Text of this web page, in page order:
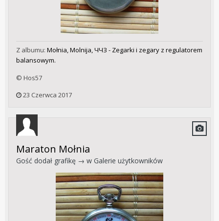
Z albumu: Mołnia, Molnija, ЧЧЗ - Zegarki i zegary z regulatorem
balansowym.
© Hos57
23 Czerwca 2017
Maraton Mołnia
Gość dodał grafikę → w Galerie użytkowników